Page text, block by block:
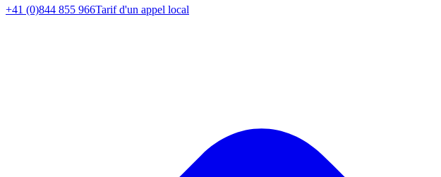
+41 (0)844 855 966Tarif d'un appel local